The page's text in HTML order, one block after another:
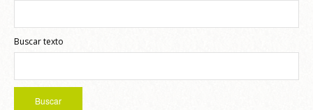
Buscar texto